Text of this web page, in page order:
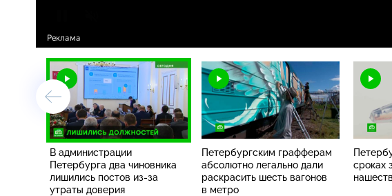
В администрации
Петербурга два чиновника
лишились постов из-за
утраты доверия
Петербургским графферам
абсолютно легально дали
раскрасить шесть вагонов
в метро
сроках